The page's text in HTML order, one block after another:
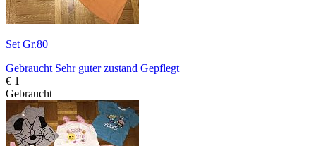
Set Gr.80
Gebraucht Sehr guter zustand Gepflegt
€ 1
Gebraucht